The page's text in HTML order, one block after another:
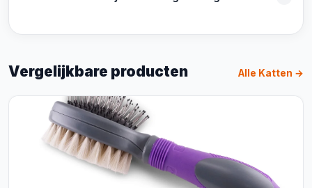
Vergelijkbare producten Alle Katten →